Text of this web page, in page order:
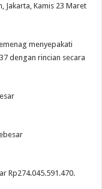
Jakarta, Kamis 23 Maret
menyepakati
dengan rincian secara
Rp274.045.591.470.